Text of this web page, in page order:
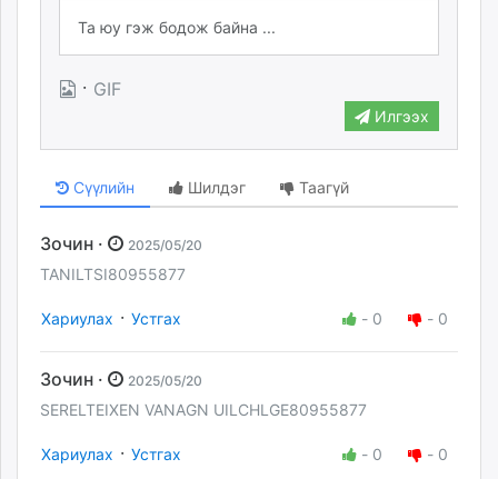
· GIF
Илгээх
Сүүлийн Шилдэг Таагүй
Зочин · 2025/05/20
TANILTSI80955877
Хариулах · Устгах - 0 - 0
Зочин · 2025/05/20
SERELTEIXEN VANAGN UILCHLGE80955877
Хариулах · Устгах - 0 - 0